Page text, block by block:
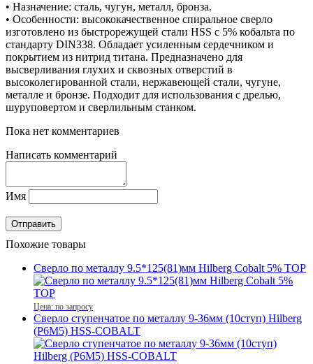
• Назначение: сталь, чугун, металл, бронза.
• Особенности: высококачественное спиральное сверло
изготовлено из быстрорежущей стали HSS с 5% кобальта по
стандарту DIN338. Обладает усиленным сердечником и
покрытием из нитрид титана. Предназначено для
высверливания глухих и сквозных отверстий в
высоколегированной стали, нержавеющей стали, чугуне,
металле и бронзе. Подходит для использования с дрелью,
шуруповертом и сверлильным станком.
Пока нет комментариев
Написать комментарий
Имя
Похожие товары
Сверло по металлу 9.5*125(81)мм Hilberg Cobalt 5% TOP
Цена: по запросу
Сверло ступенчатое по металлу 9-36мм (10ступ) Hilberg
(Р6М5) HSS-COBALT